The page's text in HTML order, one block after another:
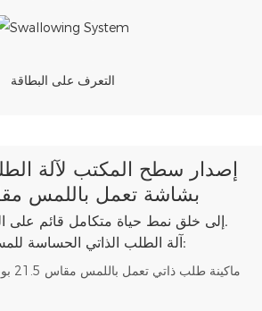
التعرف على البطاقة
إصدار سطح المكتب لآلة
بشاشة تعمل باللمس مقاس 21.5
يهدف Lien إلى خلق نمط حياة متكامل قائم على التكنولوجيا.
آلة الطلب الذاتي الحساسة للمس المثبتة على الحائط: